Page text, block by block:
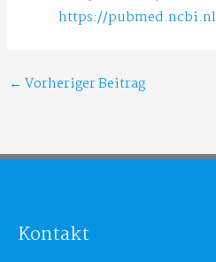
https://
← Vorheriger Beitrag
Kontakt